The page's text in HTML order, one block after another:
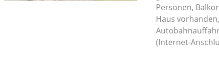
Personen,
Haus
(Internet-